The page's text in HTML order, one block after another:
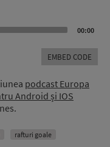
00:00
EMBED CODE
podcast Europa
Android și IOS
rafturi goale